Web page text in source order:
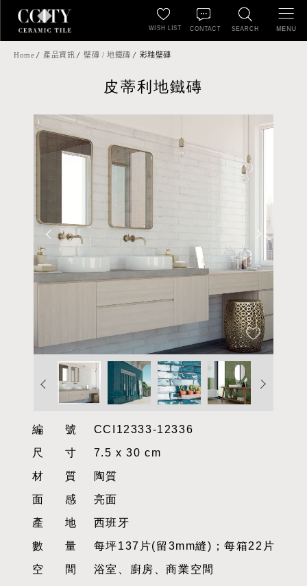
SEARCH
WISH LIST CONTACT MENU
Home 產品資訊 壁磚 / 地鐵磚 彩釉壁磚
皮蒂利地鐵磚
編號CCI12333-12336
尺寸7.5 x 30 cm
材質陶質
面感亮面
產地西班牙
數量每坪137片(留3mm縫)；每箱22片
空間浴室、廚房、商業空間